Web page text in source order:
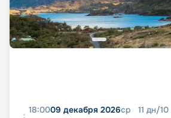
18:0009 декабря 2026ср 11 дн/10